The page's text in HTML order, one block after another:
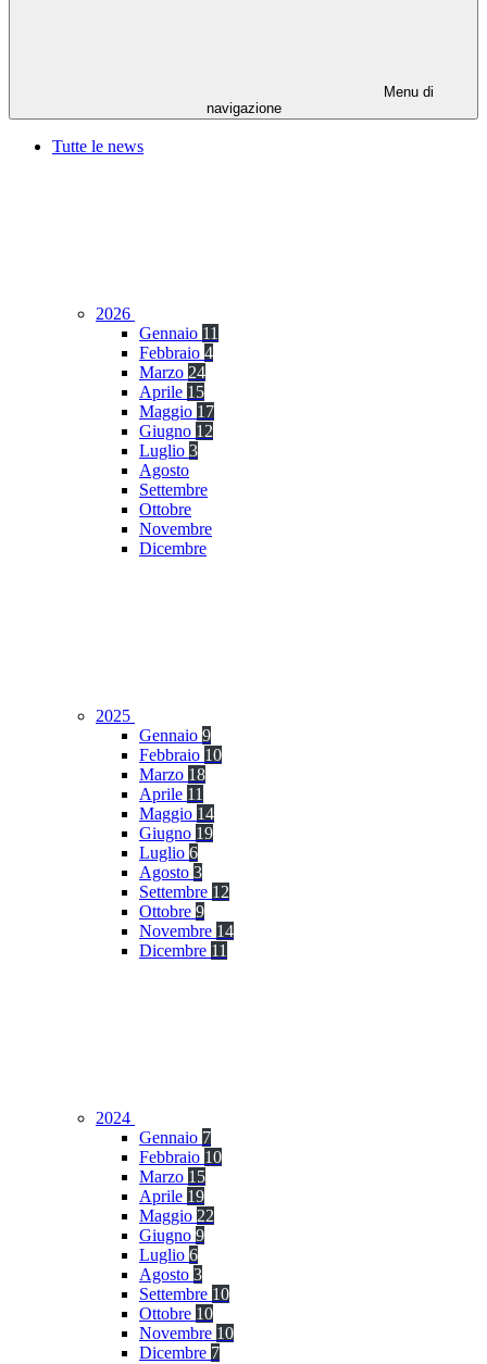
Menu di
navigazione
Tutte le news
2026
Gennaio 11
Febbraio 4
Marzo 24
Aprile 15
Maggio 17
Giugno 12
Luglio 3
Agosto
Settembre
Ottobre
Novembre
Dicembre
2025
Gennaio 9
Febbraio 10
Marzo 18
Aprile 11
Maggio 14
Giugno 19
Luglio 6
Agosto 3
Settembre 12
Ottobre 9
Novembre 14
Dicembre 11
2024
Gennaio 7
Febbraio 10
Marzo 15
Aprile 19
Maggio 22
Giugno 9
Luglio 6
Agosto 3
Settembre 10
Ottobre 10
Novembre 10
Dicembre 7